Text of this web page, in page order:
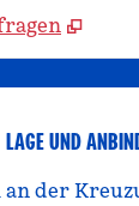
LAGE UND
an der